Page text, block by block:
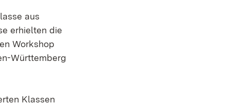
aus
erhielten die
Workshop
Württemberg
Klassen